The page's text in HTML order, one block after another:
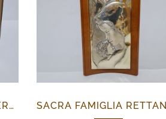
PORTAFOTO E SPECCHIERA FIORELLINI